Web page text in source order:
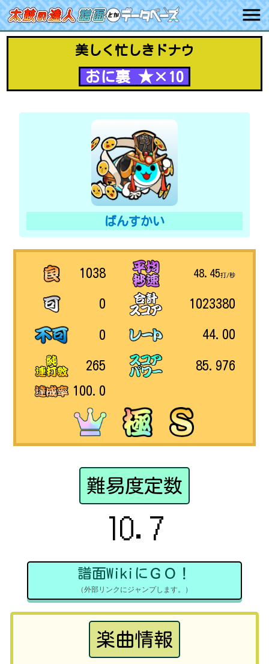
美しく忙しきドナウ
おに裏 ★×10
ばんすかい
1038
0
0
265
100.0
48.45打/秒
1023380
44.00
85.976
難易度定数
10.7
譜面WikiにＧＯ！
（外部リンクにジャンプします。）
楽曲情報